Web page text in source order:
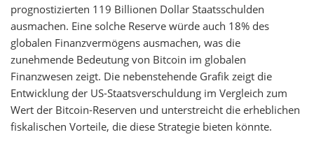
prognostizierten 119 Billionen Dollar Staatsschulden
ausmachen. Eine solche Reserve würde auch 18% des
globalen Finanzvermögens ausmachen, was die
zunehmende Bedeutung von Bitcoin im globalen
Finanzwesen zeigt. Die nebenstehende Grafik zeigt die
Entwicklung der US-Staatsverschuldung im Vergleich zum
Wert der Bitcoin-Reserven und unterstreicht die erheblichen
fiskalischen Vorteile, die diese Strategie bieten könnte.